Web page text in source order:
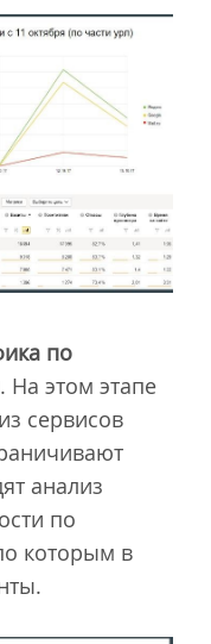
по
. На этом этапе
сервисов
анализ
по
которым в